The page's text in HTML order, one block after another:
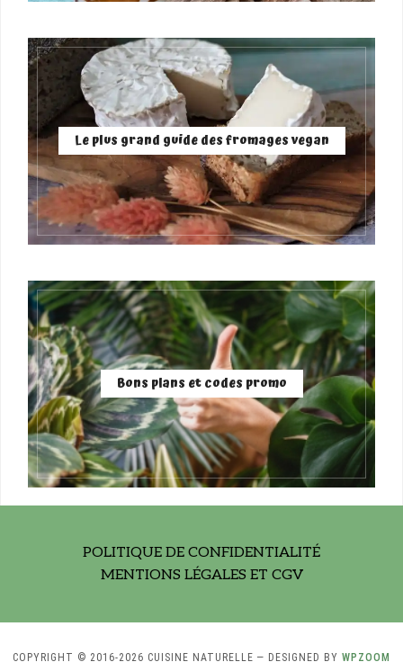
Le plus grand guide des fromages vegan
Bons plans et codes promo
POLITIQUE DE CONFIDENTIALITÉ
MENTIONS LÉGALES ET CGV
COPYRIGHT © 2016-2026 CUISINE NATURELLE — DESIGNED BY WPZOOM